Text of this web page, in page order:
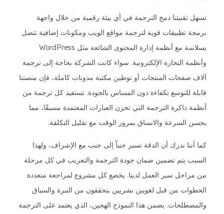
تسهل تقنيتنا دمج الترجمة في أي بيئة رقمية من خلال واجهة
برمجة تطبيقات قوية لترجمة مواقع الويب ومكونات إضافية تتصل
بسلاسة مع أنظمة إدارة المحتوى الشائعة مثل WordPress
وأنظمة التجارة الإلكترونية. سواء كانت الشركة بحاجة إلى ترجمة
آلاف صفحات المنتجات أو توطين مكتبة مدونات كاملة، فإن منصتنا
قابلة للتوسع بكفاءة دون المساس بالجودة. تستفيد كل ترجمة من
أنظمة ذاكرة الترجمة التي تخزن العبارات المعتمدة مسبقًا، مما
يحسن السرعة والاتساق بمرور الوقت مع تقليل التكلفة.
كما أننا ندرك أن الدقة تسير جنباً إلى جنب مع الإشراف، ولهذا
السبب يتم تضمين ضمان جودة الترجمة والتعريب في كل مرحلة
من مراحل سير العمل لدينا. يخضع كل مشروع لمراجعة متعددة
الخطوات من قبل لغويين بشريين يتحققون من النبرة والسياق
والمصطلحات. يضمن هذا النموذج الهجين، الذي يعتمد على الترجمة